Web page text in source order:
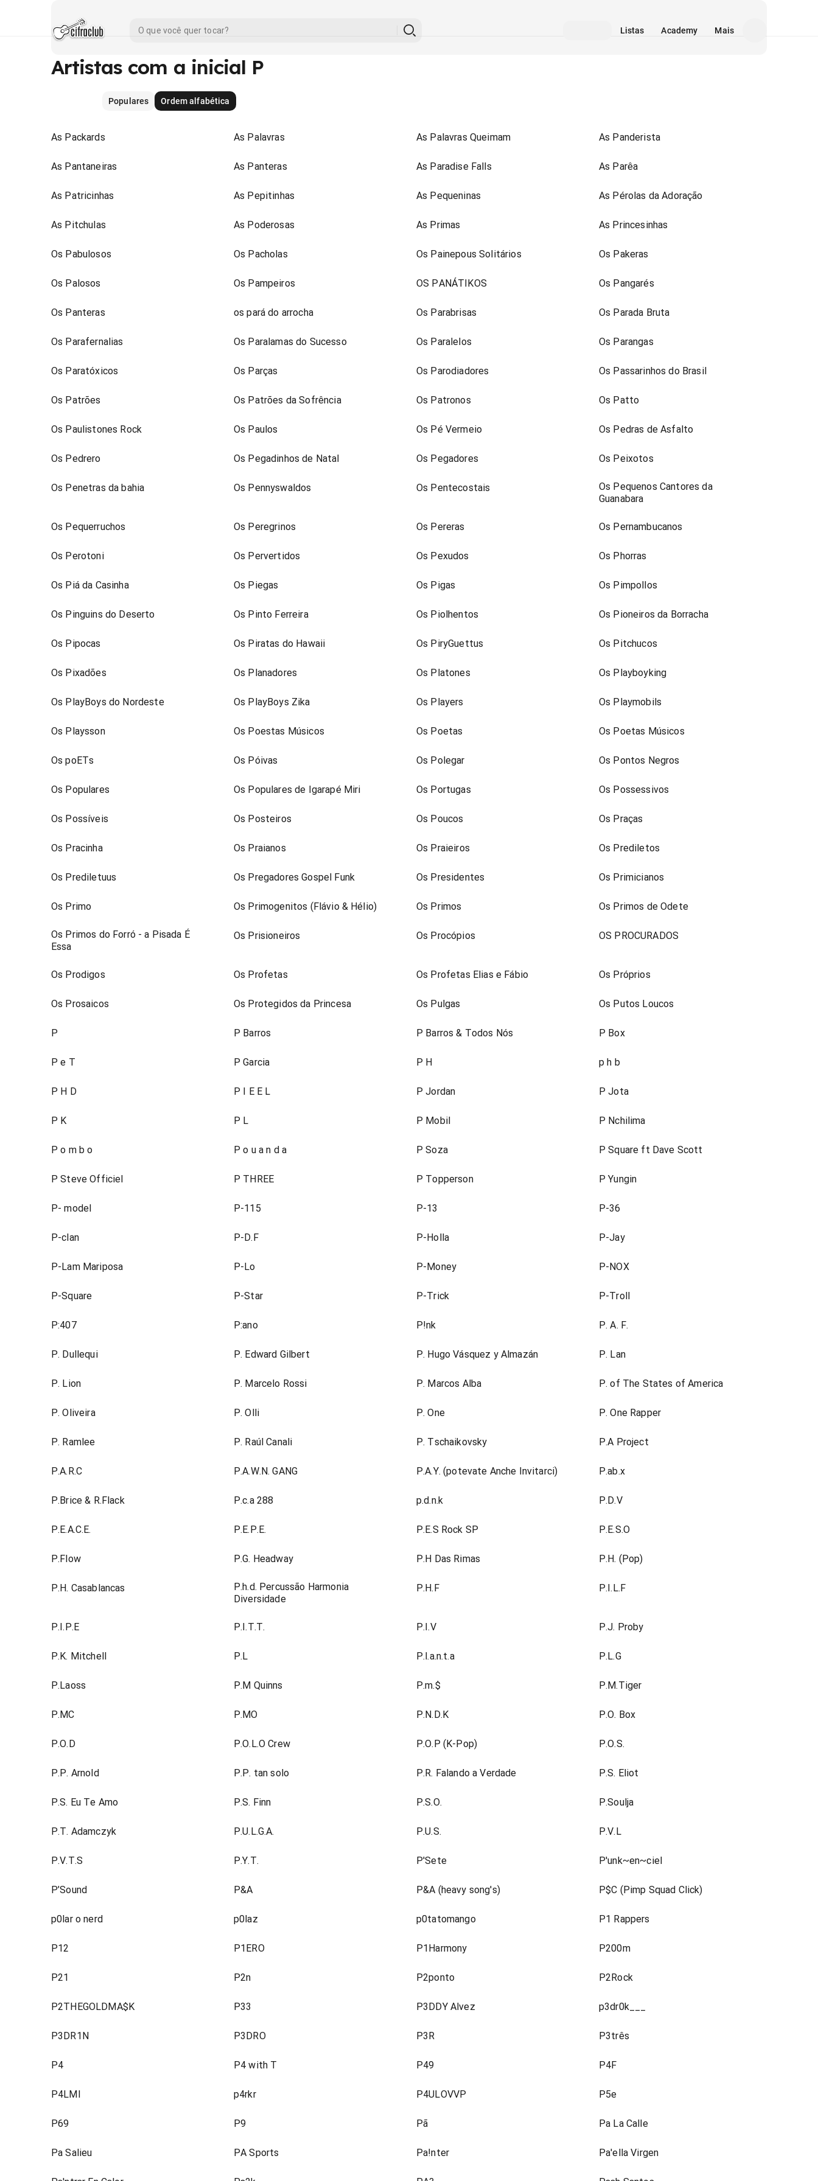
Listas Academy Mais
Artistas com a inicial P
Populares Ordem alfabética
As Packards As Palavras As Palavras Queimam As Panderista
As Pantaneiras As Panteras As Paradise Falls As Parêa
As Patricinhas As Pepitinhas As Pequeninas As Pérolas da Adoração
As Pitchulas As Poderosas As Primas As Princesinhas
Os Pabulosos Os Pacholas Os Painepous Solitários Os Pakeras
Os Palosos Os Pampeiros OS PANÁTIKOS Os Pangarés
Os Panteras os pará do arrocha Os Parabrisas Os Parada Bruta
Os Parafernalias Os Paralamas do Sucesso Os Paralelos Os Parangas
Os Paratóxicos Os Parças Os Parodiadores Os Passarinhos do Brasil
Os Patrões Os Patrões da Sofrência Os Patronos Os Patto
Os Paulistones Rock Os Paulos Os Pé Vermeio Os Pedras de Asfalto
Os Pedrero Os Pegadinhos de Natal Os Pegadores Os Peixotos
Os Penetras da bahia Os Pennyswaldos Os Pentecostais
Os Pequenos Cantores da
Guanabara
Os Pequerruchos Os Peregrinos Os Pereras Os Pernambucanos
Os Perotoni Os Pervertidos Os Pexudos Os Phorras
Os Piá da Casinha Os Piegas Os Pigas Os Pimpollos
Os Pinguins do Deserto Os Pinto Ferreira Os Piolhentos Os Pioneiros da Borracha
Os Pipocas Os Piratas do Hawaii Os PiryGuettus Os Pitchucos
Os Pixadões Os Planadores Os Platones Os Playboyking
Os PlayBoys do Nordeste Os PlayBoys Zika Os Players Os Playmobils
Os Playsson Os Poestas Músicos Os Poetas Os Poetas Músicos
Os poETs Os Póivas Os Polegar Os Pontos Negros
Os Populares Os Populares de Igarapé Miri Os Portugas Os Possessivos
Os Possíveis Os Posteiros Os Poucos Os Praças
Os Pracinha Os Praianos Os Praieiros Os Prediletos
Os Prediletuus Os Pregadores Gospel Funk Os Presidentes Os Primicianos
Os Primo Os Primogenitos (Flávio & Hélio) Os Primos Os Primos de Odete
Os Primos do Forró - a Pisada É
Essa
Os Prisioneiros Os Procópios OS PROCURADOS
Os Prodigos Os Profetas Os Profetas Elias e Fábio Os Próprios
Os Prosaicos Os Protegidos da Princesa Os Pulgas Os Putos Loucos
P P Barros P Barros & Todos Nós P Box
P e T P Garcia P H p h b
P H D P I E E L P Jordan P Jota
P K P L P Mobil P Nchilima
P o m b o P o u a n d a P Soza P Square ft Dave Scott
P Steve Officiel P THREE P Topperson P Yungin
P- model P-115 P-13 P-36
P-clan P-D.F P-Holla P-Jay
P-Lam Mariposa P-Lo P-Money P-NOX
P-Square P-Star P-Trick P-Troll
P:407 P:ano P!nk P. A. F.
P. Dullequi P. Edward Gilbert P. Hugo Vásquez y Almazán P. Lan
P. Lion P. Marcelo Rossi P. Marcos Alba P. of The States of America
P. Oliveira P. Olli P. One P. One Rapper
P. Ramlee P. Raúl Canali P. Tschaikovsky P.A Project
P.A.R.C P.A.W.N. GANG P.A.Y. (potevate Anche Invitarci) P.ab.x
P.Brice & R.Flack P.c.a 288 p.d.n.k P.D.V
P.E.A.C.E. P.E.P.E. P.E.S Rock SP P.E.S.O
P.Flow P.G. Headway P.H Das Rimas P.H. (Pop)
P.H. Casablancas
P.h.d. Percussão Harmonia
Diversidade
P.H.F P.I.L.F
P.I.P.E P.I.T.T. P.I.V P.J. Proby
P.K. Mitchell P.L P.l.a.n.t.a P.L.G
P.Laoss P.M Quinns P.m.$ P.M.Tiger
P.MC P.MO P.N.D.K P.O. Box
P.O.D P.O.L.O Crew P.O.P (K-Pop) P.O.S.
P.P. Arnold P.P. tan solo P.R. Falando a Verdade P.S. Eliot
P.S. Eu Te Amo P.S. Finn P.S.O. P.Soulja
P.T. Adamczyk P.U.L.G.A. P.U.S. P.V.L
P.V.T.S P.Y.T. P'Sete P'unk~en~ciel
P’Sound P&A P&A (heavy song's) P$C (Pimp Squad Click)
p0lar o nerd p0laz p0tatomango P1 Rappers
P12 P1ERO P1Harmony P200m
P21 P2n P2ponto P2Rock
P2THEGOLDMA$K P33 P3DDY Alvez p3dr0k___
P3DR1N P3DRO P3R P3três
P4 P4 with T P49 P4F
P4LMI p4rkr P4ULOVVP P5e
P69 P9 Pã Pa La Calle
Pa Salieu PA Sports Pa!nter Pa'ella Virgen